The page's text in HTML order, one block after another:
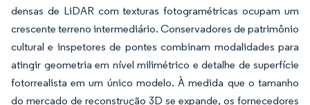
densas de LiDAR com texturas fotogramétricas ocupam um
crescente terreno intermediário. Conservadores de patrimônio
cultural e inspetores de pontes combinam modalidades para
atingir geometria em nível milimétrico e detalhe de superfície
fotorrealista em um único modelo. À medida que o tamanho
do mercado de reconstrução 3D se expande, os fornecedores